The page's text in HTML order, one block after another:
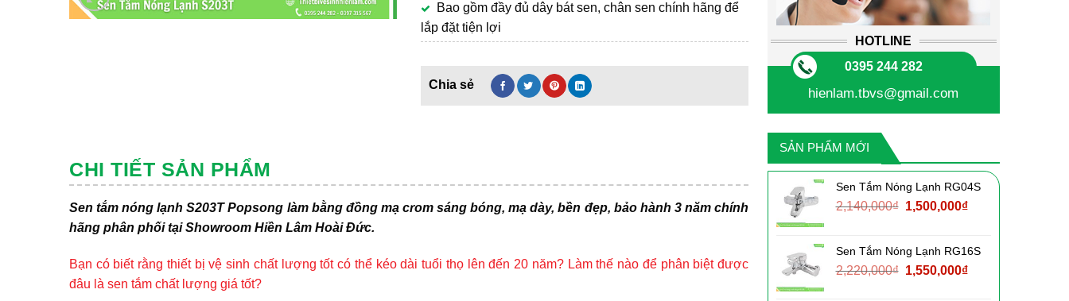
HOTLINE
0395 244 282
hienlam.tbvs@gmail.com
SẢN PHẨM MỚI
Sen Tắm Nóng Lạnh RG04S
2,140,000₫ Giá
2,140,000₫.
1,500,000₫Giá
là:
1,500,000₫.
Sen Tắm Nóng Lạnh RG16S
2,220,000₫ Giá
1,550,000₫Giá
Bao gồm đầy đủ dây bát sen, chân sen chính hãng để
lắp đặt tiện lợi
CHI TIẾT SẢN PHẨM
Sen tắm nóng lạnh S203T Popsong làm bằng đồng mạ crom sáng bóng, mạ dày, bền đẹp, bảo hành 3 năm chính
hãng phân phối tại Showroom Hiền Lâm Hoài Đức.
Bạn có biết rằng thiết bị vệ sinh chất lượng tốt có thể kéo dài tuổi thọ lên đến 20 năm? Làm thế nào để phân biệt được
đâu là sen tắm chất lượng giá tốt?